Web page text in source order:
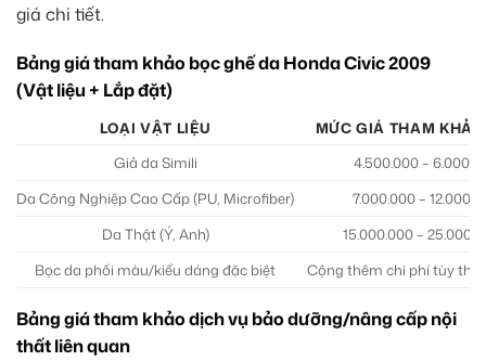
giá chi tiết.
Bảng giá tham khảo bọc ghế da Honda Civic 2009
(Vật liệu + Lắp đặt)
LOẠI VẬT LIỆU
MỨC GIÁ THAM
Giả da Simili
4.500.000 –
Da Công Nghiệp Cao Cấp (PU, Microfiber)
7.000.000 –
Da Thật (Ý, Anh)
15.000.000 –
Bọc da phối màu/kiểu dáng đặc biệt
Cộng thêm chi phí tùy
Bảng giá tham khảo dịch vụ bảo dưỡng/nâng cấp nội
thất liên quan